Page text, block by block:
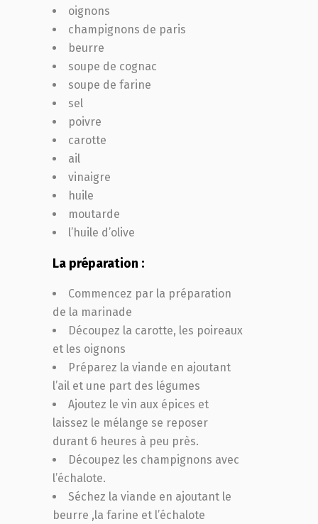
oignons
champignons de paris
beurre
soupe de cognac
soupe de farine
sel
poivre
carotte
ail
vinaigre
huile
moutarde
l’huile d’olive
La préparation :
Commencez par la préparation
de la marinade
Découpez la carotte, les poireaux
et les oignons
Préparez la viande en ajoutant
l’ail et une part des légumes
Ajoutez le vin aux épices et
laissez le mélange se reposer
durant 6 heures à peu près.
Découpez les champignons avec
l’échalote.
Séchez la viande en ajoutant le
beurre ,la farine et l’échalote